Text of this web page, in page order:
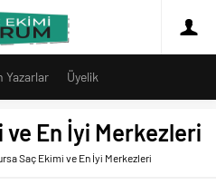
Yazarlar Üyelik
En İyi Merkezleri
Saç Ekimi ve En İyi Merkezleri